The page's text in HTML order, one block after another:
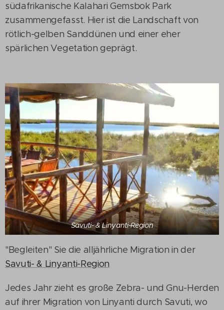
südafrikanische Kalahari Gemsbok Park
zusammengefasst. Hier ist die Landschaft von
rötlich-gelben Sanddünen und einer eher
spärlichen Vegetation geprägt.
Savuti- & Linyanti-Region
"Begleiten" Sie die alljährliche Migration in der
Savuti- & Linyanti-Region
Jedes Jahr zieht es große Zebra- und Gnu-Herden
auf ihrer Migration von Linyanti durch Savuti, wo